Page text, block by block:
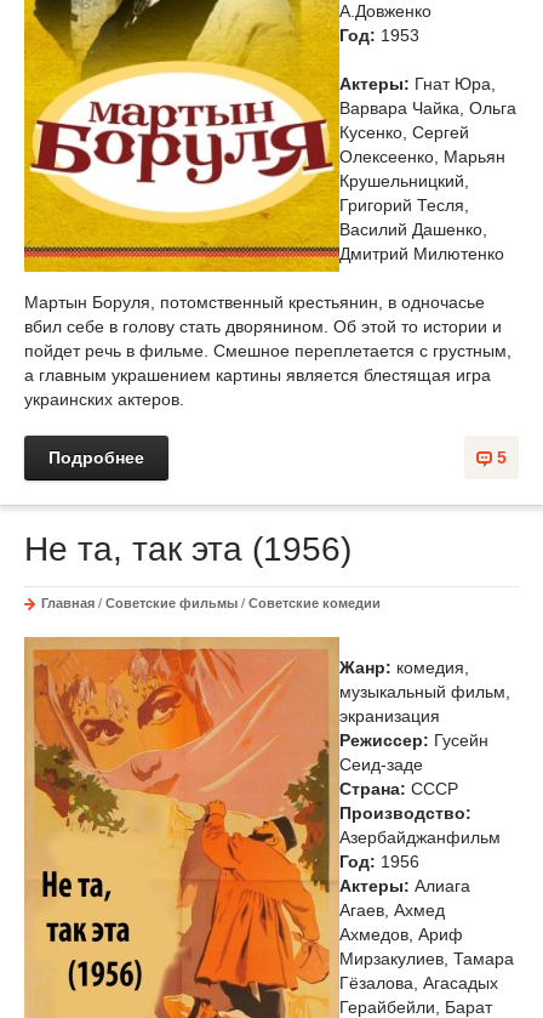
А.Довженко
Год: 1953
Актеры: Гнат Юра,
Варвара Чайка, Ольга
Кусенко, Сергей
Олексеенко, Марьян
Крушельницкий,
Григорий Тесля,
Василий Дашенко,
Дмитрий Милютенко
Мартын Боруля, потомственный крестьянин, в одночасье
вбил себе в голову стать дворянином. Об этой то истории и
пойдет речь в фильме. Смешное переплетается с грустным,
а главным украшением картины является блестящая игра
украинских актеров.
5
Подробнее
Не та, так эта (1956)
Главная / Советские фильмы / Советские комедии
Жанр: комедия,
музыкальный фильм,
экранизация
Режиссер: Гусейн
Сеид-заде
Страна: СССР
Производство:
Азербайджанфильм
Год: 1956
Актеры: Алиага
Агаев, Ахмед
Ахмедов, Ариф
Мирзакулиев, Тамара
Гёзалова, Агасадых
Герайбейли, Барат